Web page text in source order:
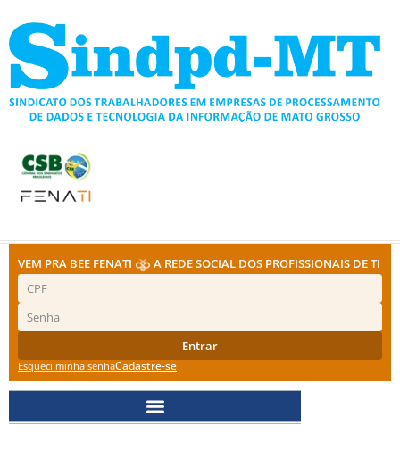
para
conteúdo
VEM PRA BEE FENATI A REDE SOCIAL DOS PROFISSIONAIS DE TI
Entrar
Esqueci minha senhaCadastre-se